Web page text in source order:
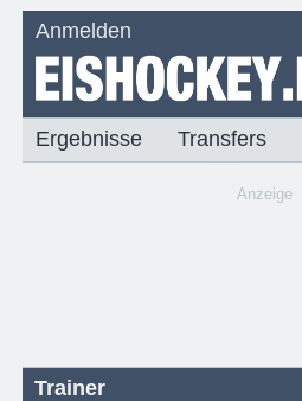
Anmelden
Ergebnisse Transfers
Anzeige
Trainer